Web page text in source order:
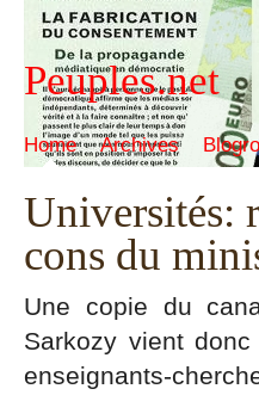
Peuples.net
Home Archives
Universités:
cons du
Une copie du
Sarkozy vient
enseignants-